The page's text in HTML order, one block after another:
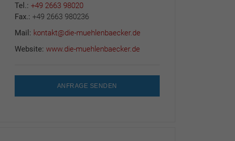
Tel.: +49 2663 98020
Fax.: +49 2663 980236
Mail: kontakt@die-muehlenbaecker.de
Website: www.die-muehlenbaecker.de
ANFRAGE SENDEN